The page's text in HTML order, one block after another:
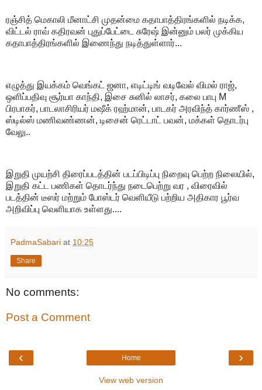
ரஞ்சித் மெகாலி மீனாட்சி முதன்மை கதாபாத்திரங்களில் நடிக்க,
விட்டல் ராவ் கதிரவன் புதுப்பேட்டை சுரேஷ் இன்னும் பலர் முக்கிய
கதாபாத்திரங்களில் இணைந்து நடித்துள்ளார்...
எழுத்து இயக்கம் வெங்கட் ஜனா, எடிட்டிங் வடிவேல் விமல் ராஜ்,
ஒளிப்பதிவு சூர்யா காந்தி, இசை சுனில் லாசர், கலை பாபு M
பிரபாகர், பாடலாசிரியர் மஷீக் ரஹ்மான், பாடகர் அரவிந்த் கார்ணீஸ் ,
ஸ்டில்ஸ் மணிவண்ணன், டிசைன் ரெட்டாட் பவன், மக்கள் தொடர்பு
வேலு..
இறுதி முயற்சி திரைப்படத்தின் படப்பிடிப்பு நிறைவு பெற்ற‌ நிலையில்,
இறுதி கட்ட பணிகள் தொடர்ந்து நடைபெற்று வர , விரைவில்
படத்தின் டீஸர் மற்றும் போஸ்டர் வெளியீடு பற்றிய அதிகார பூர்வ
அறிவிப்பு வெளியாக உள்ளது....
PadmaSabari at 10:25
Share
No comments:
Post a Comment
‹ ›
Home
View web version